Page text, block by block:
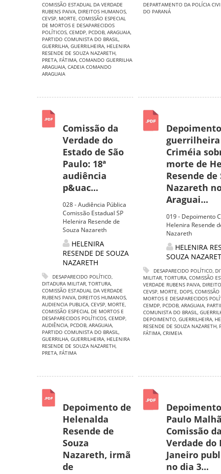
COMISSÃO ESTADUAL DA VERDADE
RUBENS PAIVA, DIREITOS HUMANOS,
CEVSP, MORTE, COMISSÃO ESPECIAL
DE MORTOS E DESAPARECIDOS
POLÍTICOS, CEMDP, PCDOB, ARAGUAIA,
PARTIDO COMUNISTA DO BRASIL,
GUERRILHA, GUERRILHEIRA, HELENIRA
RESENDE DE SOUZA NAZARETH,
PRETA, FÁTIMA, COMANDO GUERRILHA
ARAGUAIA, CADEIA COMANDO
ARAGUAIA
DEPARTAMENTO DA POLÍCIA
DO PARANÁ
Comissão da
Verdade do
Estado de São
Paulo: 18ª
audiência
p&uac...
028 - Audiência Pública
Comissão Estadual SP
Helenira Resende de
Souza Nazareth
HELENIRA
RESENDE DE SOUZA
NAZARETH
DESAPARECIDO POLÍTICO,
DITADURA MILITAR, TORTURA,
COMISSÃO ESTADUAL DA VERDADE
RUBENS PAIVA, DIREITOS HUMANOS,
AUDIENCIA PUBLICA, CEVSP, MORTE,
COMISSÃO ESPECIAL DE MORTOS E
DESAPARECIDOS POLÍTICOS, CEMDP,
AUDIÊNCIA, PCDOB, ARAGUAIA,
PARTIDO COMUNISTA DO BRASIL,
GUERRILHA, GUERRILHEIRA, HELENIRA
RESENDE DE SOUZA NAZARETH,
PRETA, FÁTIMA
guerrilheira
Criméia
morte de
Resende de
Nazareth
Araguai...
019 - Depoimento
Helenira Resende
Nazareth
HELENIRA
SOUZA
DESAPARECIDO POLÍTICO,
MILITAR, TORTURA, COMISSÃO
VERDADE RUBENS PAIVA,
CEVSP, MORTE, DOPS, COMISSÃO
MORTOS E DESAPARECIDOS
CEMDP, PCDOB, ARAGUAIA,
COMUNISTA DO BRASIL,
DEPOIMENTO, GUERRILHEIRA,
RESENDE DE SOUZA NAZARETH,
FÁTIMA, CRIMEIA
Depoimento de
Helenalda
Resende de
Souza
Nazareth, irmã
de
Paulo
Comissão
Verdade do
Janeiro
no dia 3...